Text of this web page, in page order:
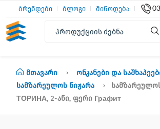
ბრენდები ბლოგი მიწოდება
Მთავარი
Ონკანები Და
Სამზარეულოს Ნიჟარა
ТОРИНА, 2-Ანი, Ფერი Графит